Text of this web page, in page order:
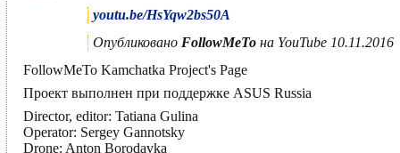
youtu.be/HsYqw2bs50A
Опубликовано FollowMeTo на YouTube 10.11.2016
FollowMeTo Kamchatka Project's Page
Проект выполнен при поддержке ASUS Russia
Director, editor: Tatiana Gulina
Operator: Sergey Gannotsky
Drone: Anton Borodavka